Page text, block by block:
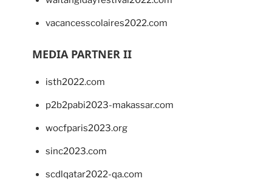
vacancesscolaires2022.com
MEDIA PARTNER II
isth2022.com
p2b2pabi2023-makassar.com
wocfparis2023.org
sinc2023.com
scdlqatar2022-qa.com